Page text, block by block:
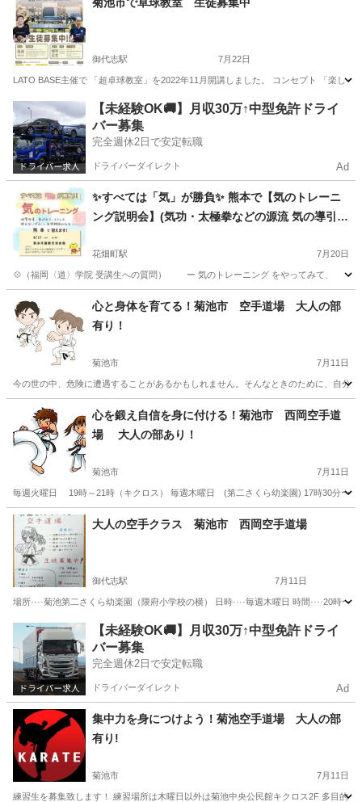
御代志駅 7月22日
LATO BASE主催で 「超卓球教室」を2022年11月開講しました。 コンセプト 「楽し
菊池市 御代志駅 卓球 BASE
【未経験OK🚚】月収30万↑中型免許ドライ
バー募集
完全週休2日で安定転職
ドライバーダイレクト Ad
✨すべては「気」が勝負✨ 熊本で【気のトレーニ
ング説明会】(気功・太極拳などの源流 気の導引術
花畑町駅 7月20日
💠（福岡〈道〉学院 受講生への質問） ー 気のトレーニング をやってみて、 ど
熊本 花畑町駅 気功 導引術
心と身体を育てる！菊池市 空手道場 大人の部
有り！
菊池市 7月11日
今の世の中、危険に遭遇することがあるかもしれません。そんなときのために、自分
空手/他格闘技 西岡
心を鍛え自信を身に付ける！菊池市 西岡空手道
場 大人の部あり！
菊池市 7月11日
毎週火曜日 19時～21時（キクロス） 毎週木曜日 (第二さくら幼楽園) 17時30分〜18
熊本 菊池市 スポーツ 西岡
大人の空手クラス 菊池市 西岡空手道場
御代志駅 7月11日
場所····菊池第二さくら幼楽園（隈府小学校の横） 日時····毎週木曜日 時間····20時
熊本 菊池市 御代志駅 空手/他格闘技 西岡
【未経験OK🚚】月収30万↑中型免許ドライ
バー募集
完全週休2日で安定転職
ドライバーダイレクト Ad
集中力を身につけよう！菊池空手道場 大人の部
有り!
菊池市 7月11日
練習生を募集致します！ 練習場所は木曜日以外は菊池中央公民館キクロス2F 多目的